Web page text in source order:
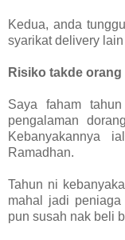
Kedua, anda
syarikat delivery
Risiko takde
Saya faham
pengalaman
Kebanyakannya
Ramadhan.
Tahun ni
mahal jadi
pun susah nak beli